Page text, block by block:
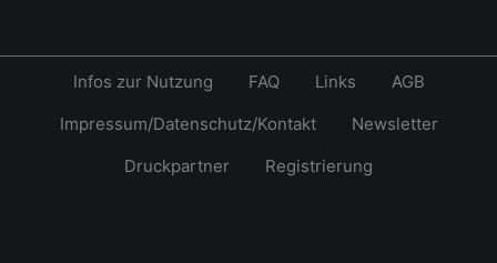
Infos zur Nutzung FAQ Links
AGB
Impressum/Datenschutz/Kontakt
Newsletter
Druckpartner
Registrierung